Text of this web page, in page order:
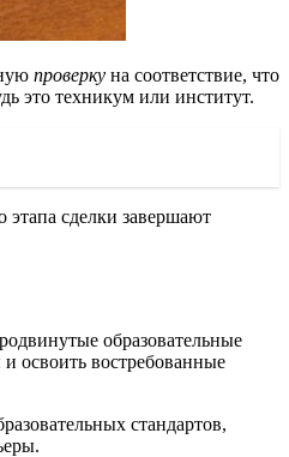
проверку на соответствие, что
это техникум или институт.
этапа сделки завершают
образовательные
освоить востребованные
стандартов,